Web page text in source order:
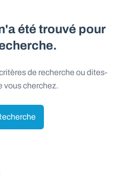
Remove
de la carte
été trouvé pour
de recherche ou dites-
vous cherchez.